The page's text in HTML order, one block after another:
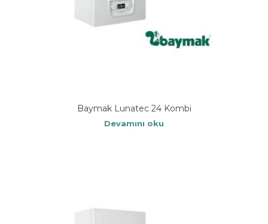
Baymak Lunatec 24 Kombi
Devamını oku